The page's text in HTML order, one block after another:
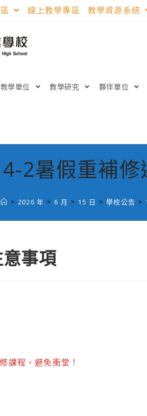
線上教學專區 教學資源系統
教學單位 教學研究 夥伴單位
2暑假重補
> 2026 年 > 6 月 > 15 日 > 學校公告 >
事項
課程，避免衝堂！